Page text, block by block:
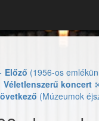
Előző (1956-os
Véletlenszerű koncert
(Múzeumok